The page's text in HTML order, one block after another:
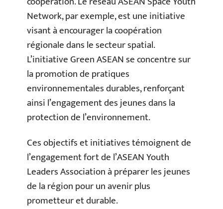
Network, par exemple, est une initiative
visant à encourager la coopération
régionale dans le secteur spatial.
L’initiative Green ASEAN se concentre sur
la promotion de pratiques
environnementales durables, renforçant
ainsi l’engagement des jeunes dans la
protection de l’environnement.
Ces objectifs et initiatives témoignent de
l’engagement fort de l’ASEAN Youth
Leaders Association à préparer les jeunes
de la région pour un avenir plus
prometteur et durable.